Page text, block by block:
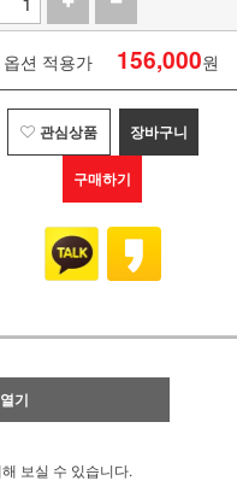
옵션 적용가 156,000원
관심상품 장바구니
구매하기
기
보실 수 있습니다.